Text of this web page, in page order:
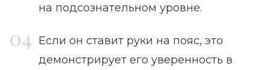
на подсознательном уровне.
Если он ставит руки на пояс, это
демонстрирует его уверенность в